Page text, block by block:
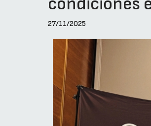
condiciones
27/11/2025